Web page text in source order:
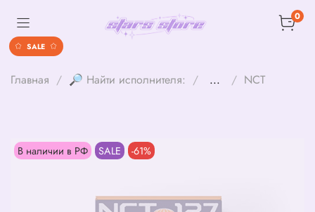
0
Главная 🔎 Найти исполнителя: ... NCT
В наличии в РФ SALE -61%